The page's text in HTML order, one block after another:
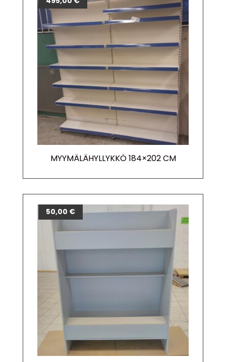
MYYMÄLÄHYLLYKKÖ 184×202 CM
50,00 €